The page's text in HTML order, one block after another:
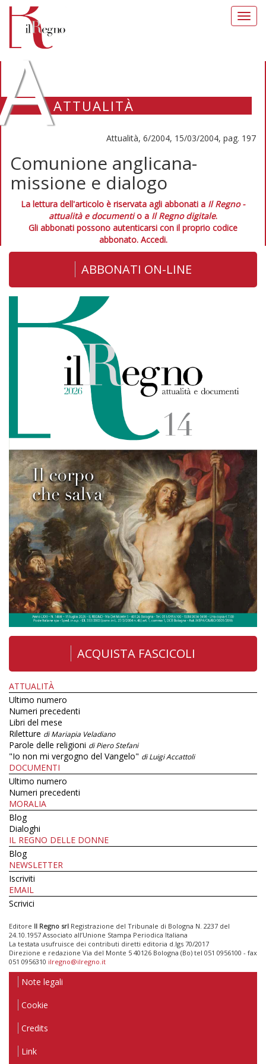
ATTUALITÀ
Attualità, 6/2004, 15/03/2004, pag. 197
Comunione anglicana-
missione e dialogo
La lettura dell'articolo è riservata agli abbonati a Il Regno -
attualità e documentio a Il Regno digitale.
Gli abbonati possono autenticarsi con il proprio codice
abbonato. Accedi.
ABBONATI ON-LINE
ACQUISTA FASCICOLI
ATTUALITÀ
Ultimo numero
Numeri precedenti
Libri del mese
Riletture di Mariapia Veladiano
Parole delle religioni di Piero Stefani
"Io non mi vergogno del Vangelo" di Luigi Accattoli
DOCUMENTI
Ultimo numero
Numeri precedenti
MORALIA
Blog
Dialoghi
IL REGNO DELLE DONNE
Blog
NEWSLETTER
Iscriviti
EMAIL
Scrivici
Editore Il Regno srl Registrazione del Tribunale di Bologna N. 2237 del
24.10.1957 Associato all’Unione Stampa Periodica Italiana
La testata usufruisce dei contributi diretti editoria d.lgs 70/2017
Direzione e redazione Via del Monte 5 40126 Bologna (Bo) tel 051 0956100 - fax
051 0956310 ilregno@ilregno.it
Note legali
Cookie
Credits
Link